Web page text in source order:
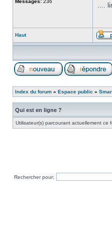
Messages: 236
....
Haut
Index du forum » Espace public »
Qui est en ligne ?
Utilisateur(s) parcourant actuellement ce
Rechercher pour: